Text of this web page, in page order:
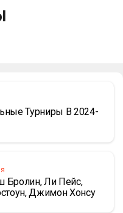
Турниры В 2024-
Ли Пейс,
Джимон Хонсу